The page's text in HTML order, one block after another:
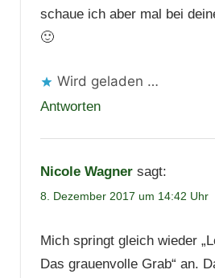
schaue ich aber mal bei
🙂
Wird geladen …
Antworten
Nicole Wagner sagt:
8. Dezember 2017 um 14:42 Uhr
Mich springt gleich wieder
Das grauenvolle Grab“ an.